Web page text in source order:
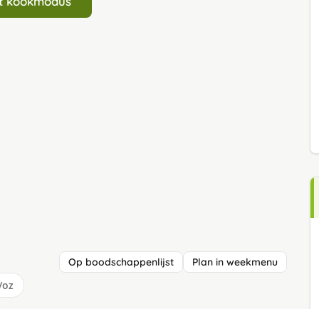
Op boodschappenlijst Plan in weekmenu